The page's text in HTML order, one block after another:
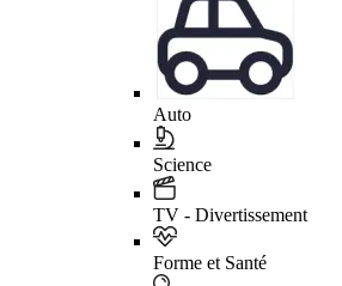
Auto
Science
TV - Divertissement
Forme et Santé